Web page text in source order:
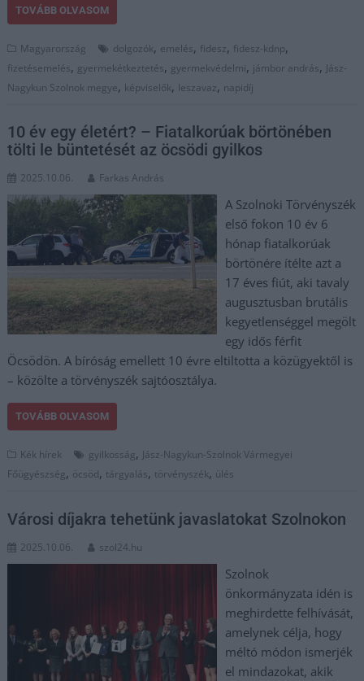
TOVÁBB OLVASOM
Magyarország dolgozók, emelés, fidesz, fidesz-kdnp,
fizetésemelés, gyermekétkeztetés, gyermekvédelmi, jámbor andrás, Jász-
Nagykun Szolnok megye, képviselők, leszavaz, napidíj
10 év egy életért? – Fiatalkorúak börtönében
tölti le büntetését az öcsödi gyilkos
2025.10.06. Farkas András
A Szolnoki Törvényszék
első fokon 10 év 6
hónap fiatalkorúak
börtönére ítélte azt a
17 éves fiút, aki tavaly
augusztusban brutális
kegyetlenséggel megölt
egy idős férfit
Öcsödön. A bíróság emellett 10 évre eltiltotta a közügyektől is
– közölte a törvényszék sajtóosztálya.
TOVÁBB OLVASOM
Kék hírek gyilkosság, Jász-Nagykun-Szolnok Vármegyei
Főügyészség, öcsöd, tárgyalás, törvényszék, ülés
Városi díjakra tehetünk javaslatokat Szolnokon
2025.10.06. szol24.hu
Szolnok
önkormányzata idén is
meghirdette felhívását,
amelynek célja, hogy
méltó módon ismerjék
el mindazokat, akik